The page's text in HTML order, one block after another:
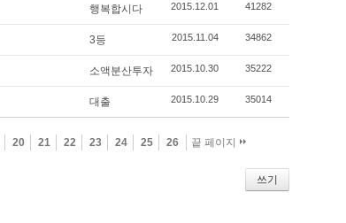
행복합시다 2015.12.01 41282
3등 2015.11.04 34862
소액분산투자 2015.10.30 35222
대출 2015.10.29 35014
20 21 22 23 24 25 26 끝 페이지
쓰기